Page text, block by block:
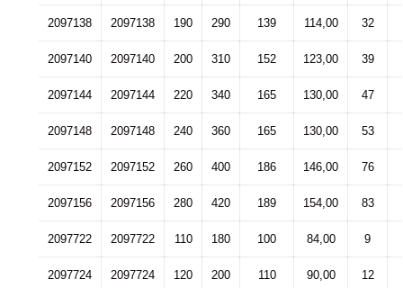
2097138 2097138 190 290 139 114,00 32
2097140 2097140 200 310 152 123,00 39
2097144 2097144 220 340 165 130,00 47
2097148 2097148 240 360 165 130,00 53
2097152 2097152 260 400 186 146,00 76
2097156 2097156 280 420 189 154,00 83
2097722 2097722 110 180 100 84,00 9
2097724 2097724 120 200 110 90,00 12